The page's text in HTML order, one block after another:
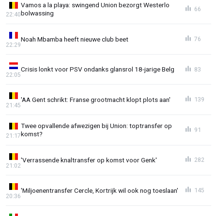
Vamos a la playa: swingend Union bezorgt Westerlo
bolwassing
22:40
66
Noah Mbamba heeft nieuwe club beet
22:29
76
Crisis lonkt voor PSV ondanks glansrol 18-jarige Belg
22:05
83
'AA Gent schrikt: Franse grootmacht klopt plots aan'
21:45
139
Twee opvallende afwezigen bij Union: toptransfer op
komst?
21:17
91
'Verrassende knaltransfer op komst voor Genk'
21:02
282
'Miljoenentransfer Cercle, Kortrijk wil ook nog toeslaan'
20:36
145